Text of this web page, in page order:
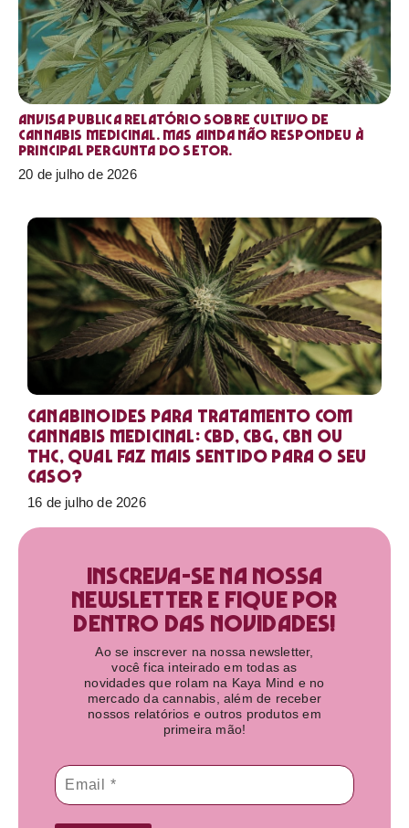
Anvisa publica relatório sobre cultivo de
Cannabis medicinal. Mas ainda não respondeu à
principal pergunta do setor.
20 de julho de 2026
Canabinoides para tratamento com
cannabis medicinal: CBD, CBG, CBN ou
THC, qual faz mais sentido para o seu
caso?
16 de julho de 2026
Inscreva-se na nossa
newsletter e fique por
dentro das novidades!​
Ao se inscrever na nossa newsletter,
você fica inteirado em todas as
novidades que rolam na Kaya Mind e no
mercado da cannabis, além de receber
nossos relatórios e outros produtos em
primeira mão!